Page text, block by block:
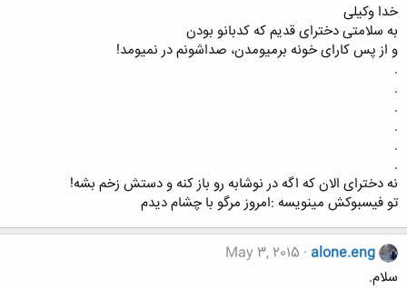
خدا وکیلی
به سلامتی دخترای قدیم که کدبانو بودن
و از پس کارای خونه برمیومدن، صداشونم در نمیومد!
.
.
.
.
.
.
نه دخترای الان که اگه در نوشابه رو باز کنه و دستش زخم بشه!
تو فیسبوکش مینویسه :امروز مرگو با چشام دیدم
alone.eng
May 3, 2015
سلام.